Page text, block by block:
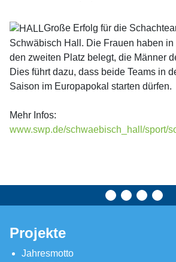
Große Erfolg für die
Schwäbisch Hall. Die Frauen haben
den zweiten Platz belegt, die Männer
Dies führt dazu, dass beide Teams in
Saison im Europapokal starten dürfen.
Mehr Infos:
www.swp.de/schwaebisch_hall/sport/
Projekte
Jahresmotto